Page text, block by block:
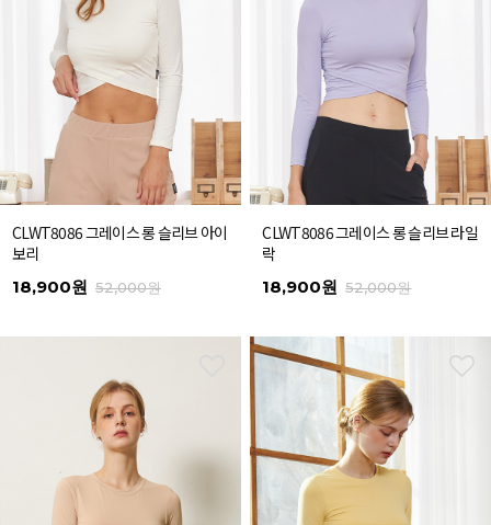
CLWT8086 그레이스 롱 슬리브 아이
보리
18,900원 52,000원
CLWT8086 그레이스 롱 슬리브 라일
락
18,900원 52,000원